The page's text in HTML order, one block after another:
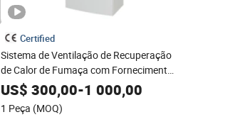
Certified
Sistema de Ventilação de Recuperação
de Calor de Fumaça com Fornecimento
de Ar Fresco Ductless de Piso
US$ 300,00-1 000,00
1 Peça (MOQ)